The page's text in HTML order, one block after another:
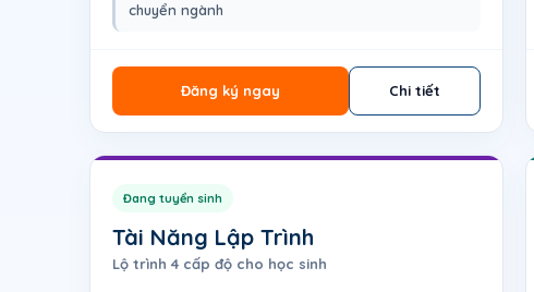
chuyển ngành
Đăng ký ngay Chi tiết
Đang tuyển sinh
Tài Năng Lập Trình
Lộ trình 4 cấp độ cho học sinh